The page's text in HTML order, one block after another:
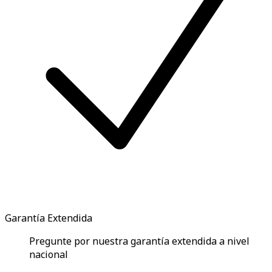
Garantía Extendida
Pregunte por nuestra garantía extendida a nivel
nacional